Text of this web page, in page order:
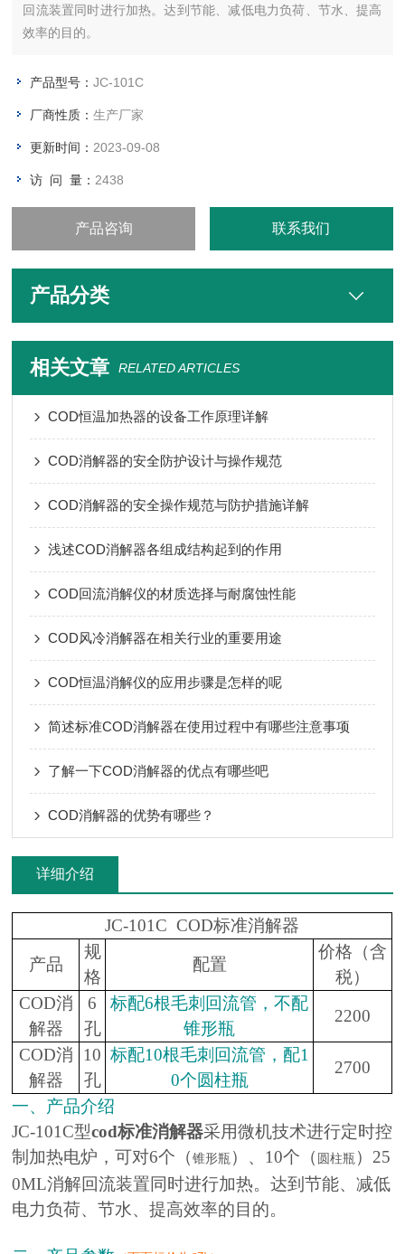
回流装置同时进行加热。达到节能、减低电力负荷、节水、提高
效率的目的。
产品型号：JC-101C
厂商性质：生产厂家
更新时间： 2023-09-08
访 问 量： 2438
产品咨询 联系我们
产品分类
相关文章 RELATED ARTICLES
COD恒温加热器的设备工作原理详解
COD消解器的安全防护设计与操作规范
COD消解器的安全操作规范与防护措施详解
浅述COD消解器各组成结构起到的作用
COD回流消解仪的材质选择与耐腐蚀性能
COD风冷消解器在相关行业的重要用途
COD恒温消解仪的应用步骤是怎样的呢
简述标准COD消解器在使用过程中有哪些注意事项
了解一下COD消解器的优点有哪些吧
COD消解器的优势有哪些？
详细介绍
JC-101C COD标准消解器
产品
规
格
配置
价格（含
税）
COD消
解器
6
孔
标配6根毛刺回流管，不配
锥形瓶
2200
COD消
解器
10
孔
标配10根毛刺回流管，配1
0个圆柱瓶
2700
一、产品介绍
JC-101C型cod标准消解器采用微机技术进行定时控
制加热电炉，可对6个（锥形瓶 ）、10个（ 圆柱瓶 ）25
0ML消解回流装置同时进行加热。达到节能、减低
电力负荷、节水、提高效率的目的。